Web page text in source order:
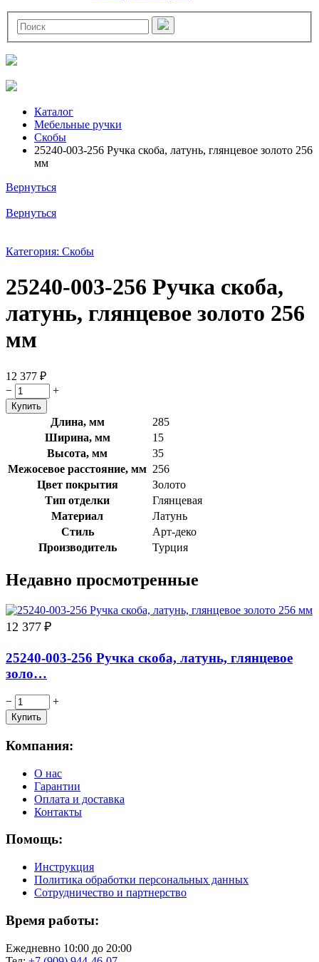
Каталог
Мебельные ручки
Скобы
25240-003-256 Ручка скоба, латунь, глянцевое золото 256
мм
Вернуться
Вернуться
Категория: Скобы
25240-003-256 Ручка скоба,
латунь, глянцевое золото 256
мм
12 377 ₽
−
+
Длина, мм
285
Ширина, мм
15
Высота, мм
35
Межосевое расстояние, мм 256
Цвет покрытия
Золото
Тип отделки
Глянцевая
Материал
Латунь
Стиль
Арт-деко
Производитель
Турция
Недавно просмотренные
12 377 ₽
25240-003-256 Ручка скоба, латунь, глянцевое
золо…
− +
Компания:
О нас
Гарантии
Оплата и доставка
Контакты
Помощь:
Инструкция
Политика обработки персональных данных
Сотрудничество и партнерство
Время работы:
Ежедневно 10:00 до 20:00